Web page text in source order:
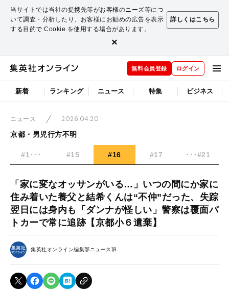
当サイトでは当社の提携先等がお客様のニーズ等につ
いて調査・分析したり、お客様にお勧めの広告を表示
する目的で Cookie を使用する場合があります。
詳しくはこちら
×
無料会員登録 ログイン
新着 ランキング ニュース 特集 ビジネス
ニュース
2026.04.20
京都・男児行方不明
#1･･･ #15 #16 #17 ･･･#21
「家に変なオッサンがいる…」いつの間にか家に
住み着いた養父と結希くんは“不仲”だった、失踪
翌日には身内も「ダンナが怪しい」警察は覆面パ
トカーで常に追跡【京都小６遺棄】
集英社オンライン編集部ニュース班